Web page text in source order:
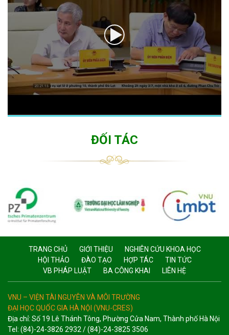
ĐỐI TÁC
TRANG CHỦ GIỚI THIỆU
NGHIÊN CỨU KHOA HỌC
HỘI THẢO
ĐÀO TẠO HỢP TÁC
TIN TỨC
VB PHÁP LUẬT
BA CÔNG KHAI LIÊN HỆ
VNU – VIỆN TÀI NGUYÊN VÀ MÔI TRƯỜNG
ĐẠI HỌC QUỐC GIA HÀ NỘI (VNU-CRES)
Địa chỉ: Số 19 Lê Thánh Tông, Phường Cửa Nam, Thành phố Hà Nội
Tel: (84)-24-3826 2932 / (84)-24-3825 3506